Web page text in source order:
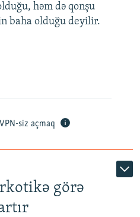
həm də qonşu
baha olduğu deyilir.
VPN-siz açmaq
görə